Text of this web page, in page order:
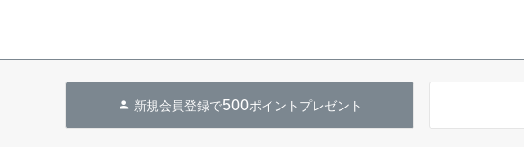
新規会員登録で500ポイントプレゼント